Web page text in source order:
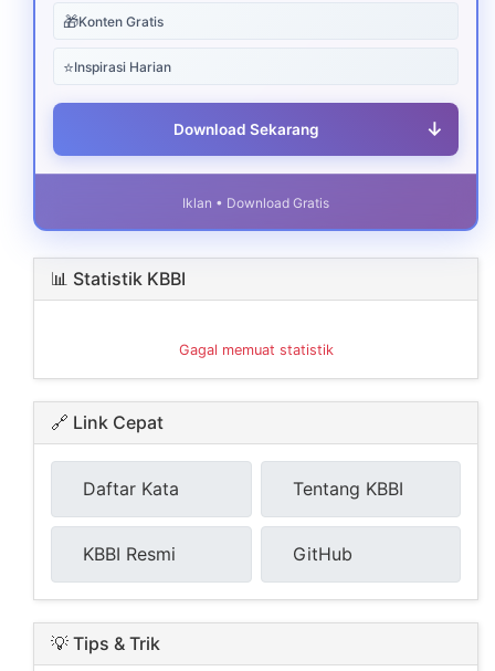
🎁Konten Gratis
⭐Inspirasi Harian
Download Sekarang ↓
Iklan • Download Gratis
📊 Statistik KBBI
Gagal memuat statistik
🔗 Link Cepat
Daftar Kata Tentang KBBI
KBBI Resmi GitHub
💡 Tips & Trik